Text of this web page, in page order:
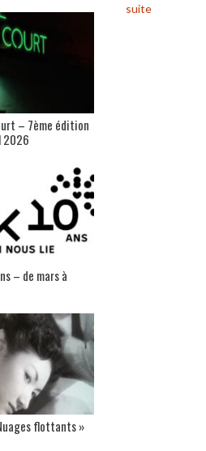
suite
– 7ème édition
2026
– de mars à
flottants »